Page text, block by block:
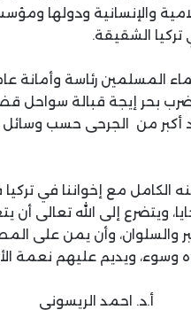
والإنسانية ودولها
الشقيقة.
المسلمين رئاسة وأمانة
ضرب بحر إيجة قبالة سواحل
من الجرحى حسب وسائل
الكامل مع إخواننا في
ويتضرع إلى الله تعالى
وأن يمن على
وسوء، ويديم عليهم نعمة
احمد الريسونى